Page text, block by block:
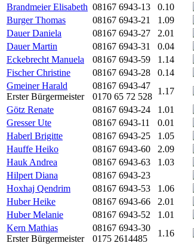
Brandmeier Elisabeth 08167 6943-13 0.10
Burger Thomas
08167 6943-21 1.09
Dauer Daniela
08167 6943-27 2.01
Dauer Martin
08167 6943-31 0.04
Eckebrecht Manuela
08167 6943-59 1.14
Fischer Christine
08167 6943-28 0.14
Gmeiner Harald
Erster Bürgermeister
08167 6943-47
0170 65 72 528
1.17
Götz Renate
08167 6943-24 1.01
Gresser Ute
08167 6943-11 0.01
Haberl Brigitte
08167 6943-25 1.05
Hauffe Heiko
08167 6943-60 2.09
Hauk Andrea
08167 6943-63 1.03
Hilpert Diana
08167 6943-23
Hoxhaj Qendrim
08167 6943-53 1.06
Huber Heike
08167 6943-66 2.01
Huber Melanie
08167 6943-52 1.01
Kern Mathias
Erster Bürgermeister
08167 6943-30
0175 2614485
1.16